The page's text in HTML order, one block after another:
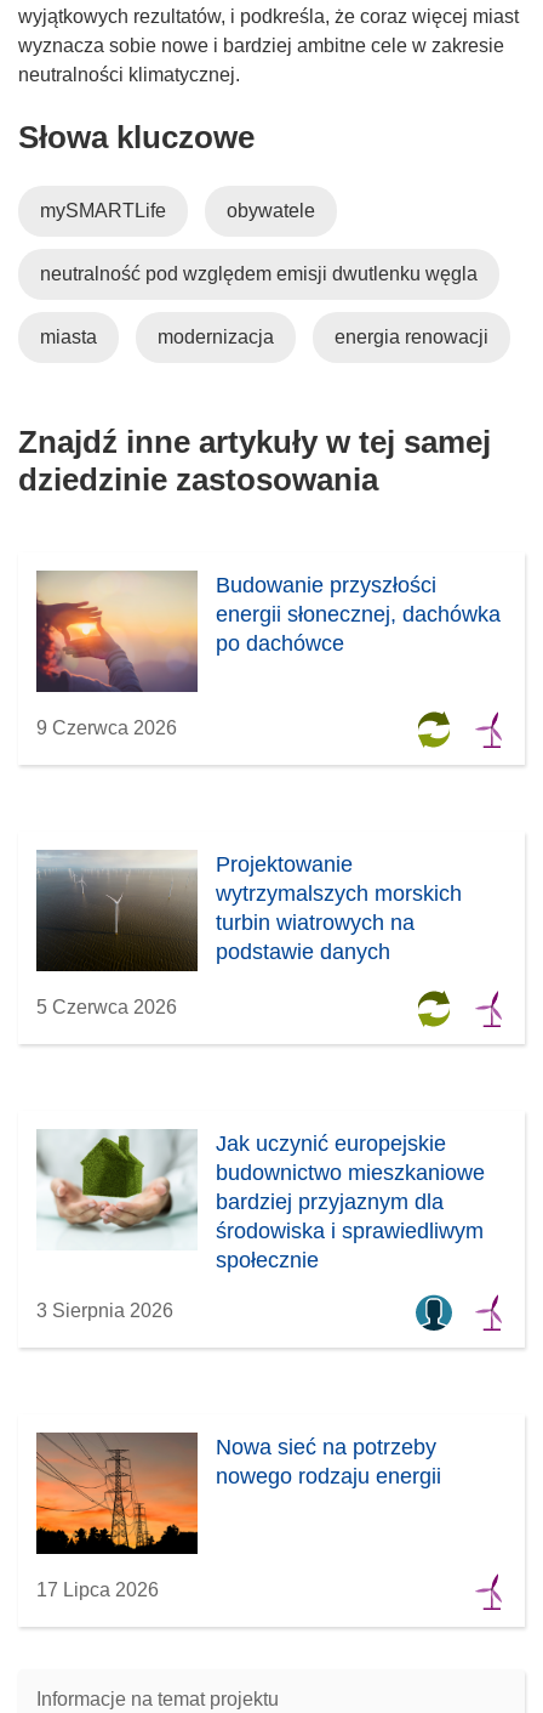
wyjątkowych rezultatów, i podkreśla, że coraz więcej miast
wyznacza sobie nowe i bardziej ambitne cele w zakresie
neutralności klimatycznej.
Słowa kluczowe
mySMARTLife obywatele
neutralność pod względem emisji dwutlenku węgla
miasta modernizacja energia renowacji
Znajdź inne artykuły w tej samej
dziedzinie zastosowania
Budowanie przyszłości
energii słonecznej, dachówka
po dachówce
9 Czerwca 2026
Projektowanie
wytrzymalszych morskich
turbin wiatrowych na
podstawie danych
5 Czerwca 2026
Jak uczynić europejskie
budownictwo mieszkaniowe
bardziej przyjaznym dla
środowiska i sprawiedliwym
społecznie
3 Sierpnia 2026
Nowa sieć na potrzeby
nowego rodzaju energii
17 Lipca 2026
Informacje na temat projektu